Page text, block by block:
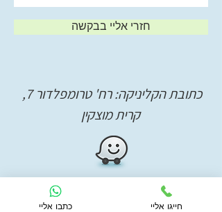
חזרי אליי בבקשה
כתובת הקליניקה: רח' טרומפלדור 7,
קרית מוצקין
כתבו אליי חייגו אליי